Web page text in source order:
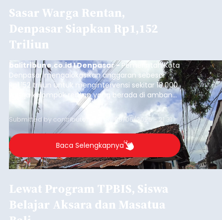
Sasar Warga Rentan,
Denpasar Siapkan Rp1,152
Triliun
balitribune.co.id I Denpasar - Pemerintah Kota
Denpasar mengalokasikan anggaran sebesar
Rp1,152 triliun untuk mengintervensi sekitar 18.000
warga kelompok rentan yang berada di ambang
garis kemiskinan. Langkah strategis ini diambil
guna menjaga masyarakat yang berada pada
kelompok desil 5 dan 6 tersebut agar tidak
merosot ke kategori miskin.
Submitted by contributor Thu, 08/06/2026 - 21:31
Baca Selengkapnya
Lewat Program TPBIS, Siswa
Belajar Aksara dan Masatua